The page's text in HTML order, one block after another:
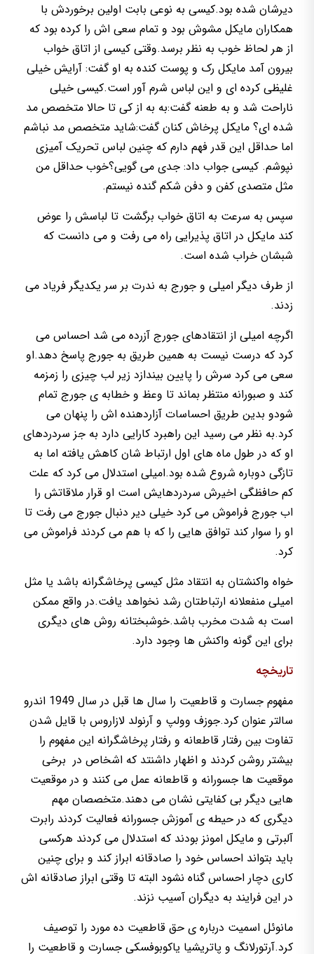
دیرشان شده بود.کیسی به نوعی بابت اولین برخوردش با
همکاران مایکل مشوش بود و تمام سعی اش را کرده بود که
از هر لحاظ خوب به نظر برسد.وقتی کیسی از اتاق خواب
بیرون آمد مایکل رک و پوست کنده به او گفت: آرایش خیلی
غلیظی کرده ای و این لباس شرم آور است.کیسی خیلی
ناراحت شد و به طعنه گفت:به به از کی تا حالا متخصص مد
شده ای؟ مایکل پرخاش کنان گفت:شاید متخصص مد نباشم
اما حداقل این قدر فهم دارم که چنین لباس تحریک آمیزی
نپوشم. کیسی جواب داد: جدی می گویی؟خوب حداقل من
مثل متصدی کفن و دفن شکم گنده نیستم.
سپس به سرعت به اتاق خواب برگشت تا لباسش را عوض
کند مایکل در اتاق پذیرایی راه می رفت و می دانست که
شبشان خراب شده است.
از طرف دیگر امیلی و جورج به ندرت بر سر یکدیگر فریاد می
زدند.
اگرچه امیلی از انتقادهای جورج آزرده می شد احساس می
کرد که درست نیست به همین طریق به جورج پاسخ دهد.او
سعی می کرد سرش را پایین بیندازد زیر لب چیزی را زمزمه
کند و صبورانه منتظر بماند تا وعظ و خطابه ی جورج تمام
شودو بدین طریق احساسات آزاردهنده اش را پنهان می
کرد.به نظر می رسید این راهبرد کارایی دارد به جز سردردهای
او که در طول ماه های اول ارتباط شان کاهش یافته اما به
تازگی دوباره شروع شده بود.امیلی استدلال می کرد که علت
کم حافظگی اخیرش سردردهایش است او قرار ملاقاتش را
اب جورج فراموش می کرد خیلی دیر دنبال جورج می رفت تا
او را سوار کند توافق هایی را که با هم می کردند فراموش می
کرد.
خواه واکنشتان به انتقاد مثل کیسی پرخاشگرانه باشد یا مثل
امیلی منفعلانه ارتباطتان رشد نخواهد یافت.در واقع ممکن
است به شدت مخرب باشد.خوشبختانه روش های دیگری
برای این گونه واکنش ها وجود دارد.
تاریخچه
مفهوم جسارت و قاطعیت را سال ها قبل در سال 1949 اندرو
سالتر عنوان کرد.جوزف وولپ و آرنولد لازاروس با قایل شدن
تفاوت بین رفتار قاطعانه و رفتار پرخاشگرانه این مفهوم را
بیشتر روشن کردند و اظهار داشنتد که اشخاص در برخی
موقعیت ها جسورانه و قاطعانه عمل می کنند و در موقعیت
هایی دیگر بی کفایتی نشان می دهند.متخصصان مهم
دیگری که در حیطه ی آموزش جسورانه فعالیت کردند رابرت
آلبرتی و مایکل امونز بودند که استدلال می کردند هرکسی
باید بتواند احساس خود را صادقانه ابراز کند و برای چنین
کاری دچار احساس گناه نشود البته تا وقتی ابراز صادقانه اش
در این فرایند به دیگران آسیب نزند.
مانوئل اسمیت درباره ی حق قاطعیت ده مورد را توصیف
کرد.آرتورلانگ و پاتریشیا یاکوبوفسکی جسارت و قاطعیت را